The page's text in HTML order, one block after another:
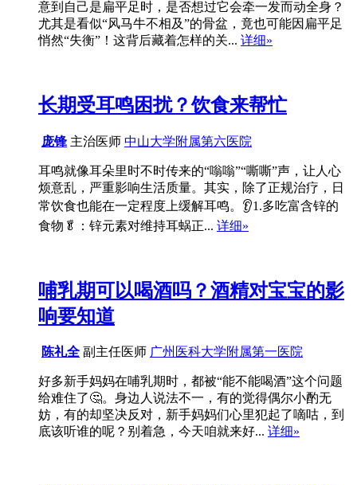
意到自己是扁平足时，是否想过它会牵一发而动全身？
尤其是看似“风马牛不相及”的骨盆，竟也可能因扁平足
悄然“失衡”！这背后藏着怎样的关... 详细»
长期受耳鸣困扰？饮食来帮忙
庞锋 主治医师 中山大学附属第六医院
耳鸣就像耳朵里时不时传来的“嗡嗡”“嘶嘶”声，让人心
烦意乱，严重影响生活质量。其实，除了正规治疗，日
常饮食也能在一定程度上缓解耳鸣。👂1.多吃富含锌的
食物🥬：锌元素对维持耳蜗正... 详细»
哺乳期可以喝酒吗？酒精对宝宝的影
响要知道
陈礼全 副主任医师 广州医科大学附属第一医院
好多新手妈妈在哺乳期时，都被“能不能喝酒”这个问题
给难住了🤔。身边人说法不一，有的觉得偶尔小酌无
妨，有的却坚决反对，新手妈妈们心里犯起了嘀咕，到
底该听谁的呢？别着急，今天咱就来好... 详细»